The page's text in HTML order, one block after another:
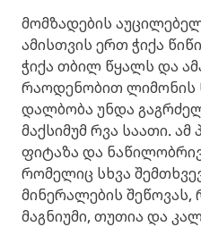
მომზადების
ამისთვის ერთ ჭიქა
ჭიქა თბილ წყალს და
რაოდენობით ლიმონის
დალბობა უნდა
მაქსიმუმ რვა საათი.
ფიტაზა და
რომელიც სხვა
მინერალების შეწოვას,
მაგნიუმი, თუთია და